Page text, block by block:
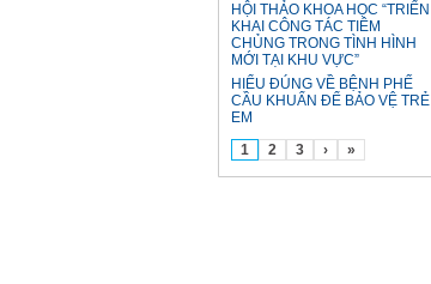
HỘI THẢO KHOA HỌC “TRIỂN
KHAI CÔNG TÁC TIÊM
CHỦNG TRONG TÌNH HÌNH
MỚI TẠI KHU VỰC”
HIỂU ĐÚNG VỀ BỆNH PHẾ
CẦU KHUẨN ĐỂ BẢO VỆ TRẺ
EM
1
2 3 › »